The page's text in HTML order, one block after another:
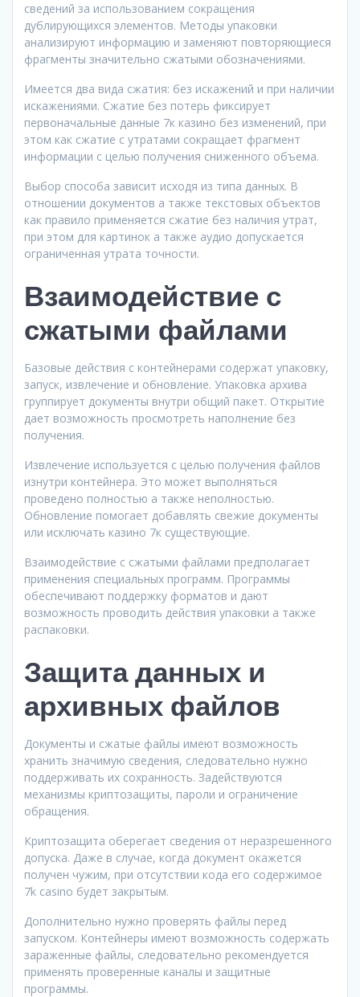
сведений за использованием сокращения
дублирующихся элементов. Методы упаковки
анализируют информацию и заменяют повторяющиеся
фрагменты значительно сжатыми обозначениями.
Имеется два вида сжатия: без искажений и при наличии
искажениями. Сжатие без потерь фиксирует
первоначальные данные 7к казино без изменений, при
этом как сжатие с утратами сокращает фрагмент
информации с целью получения сниженного объема.
Выбор способа зависит исходя из типа данных. В
отношении документов а также текстовых объектов
как правило применяется сжатие без наличия утрат,
при этом для картинок а также аудио допускается
ограниченная утрата точности.
Взаимодействие с
сжатыми файлами
Базовые действия с контейнерами содержат упаковку,
запуск, извлечение и обновление. Упаковка архива
группирует документы внутри общий пакет. Открытие
дает возможность просмотреть наполнение без
получения.
Извлечение используется с целью получения файлов
изнутри контейнера. Это может выполняться
проведено полностью а также неполностью.
Обновление помогает добавлять свежие документы
или исключать казино 7к существующие.
Взаимодействие с сжатыми файлами предполагает
применения специальных программ. Программы
обеспечивают поддержку форматов и дают
возможность проводить действия упаковки а также
распаковки.
Защита данных и
архивных файлов
Документы и сжатые файлы имеют возможность
хранить значимую сведения, следовательно нужно
поддерживать их сохранность. Задействуются
механизмы криптозащиты, пароли и ограничение
обращения.
Криптозащита оберегает сведения от неразрешенного
допуска. Даже в случае, когда документ окажется
получен чужим, при отсутствии кода его содержимое
7k casino будет закрытым.
Дополнительно нужно проверять файлы перед
запуском. Контейнеры имеют возможность содержать
зараженные файлы, следовательно рекомендуется
применять проверенные каналы и защитные
программы.